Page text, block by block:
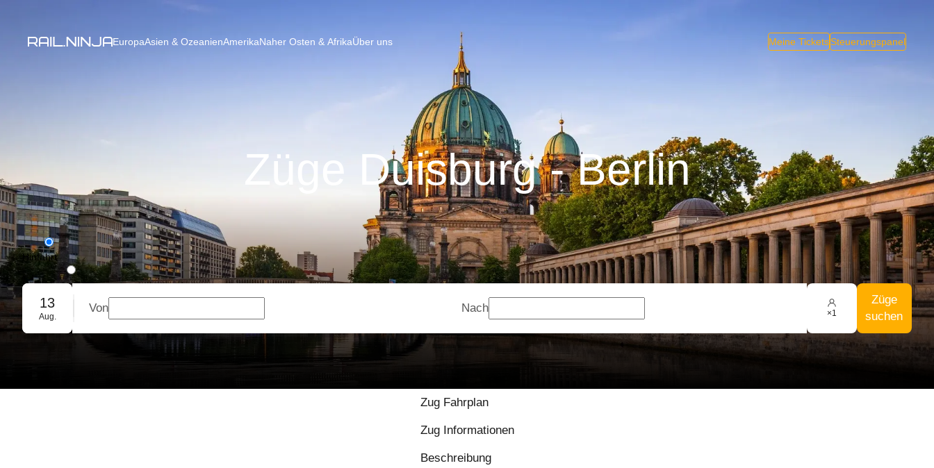
EuropaAsien & OzeanienAmerikaNaher Osten & AfrikaÜber uns Meine TicketsSteuerungspanel
Züge Duisburg - Berlin
Hinfahrt
Rückfahrt
Gruppenbuchung
13
Aug.
Von Nach ×1
Züge
suchen
Zug Fahrplan
Zug Informationen
Beschreibung
9.2 / 10 basierend auf 1 Bewertung